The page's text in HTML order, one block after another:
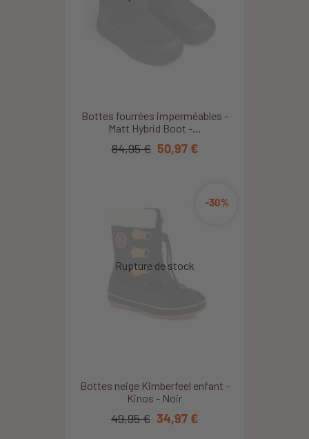
Bottes fourrées imperméables -
Matt Hybrid Boot -...
84,95 € 50,97 €
Bottes neige Kimberfeel enfant -
Kinos - Noir
-30%
49,95 € 34,97 €